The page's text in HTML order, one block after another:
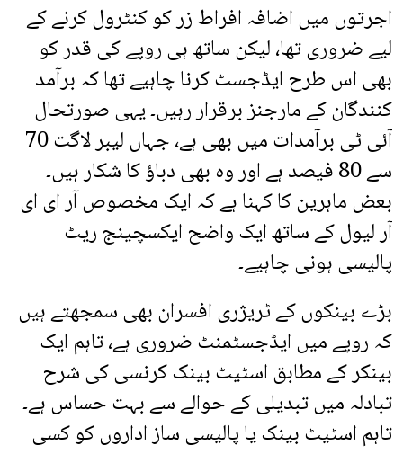
اجرتوں میں اضافہ افراط زر کو کنٹرول کرنے کے
لیے ضروری تھا، لیکن ساتھ ہی روپے کی قدر کو
بھی اس طرح ایڈجسٹ کرنا چاہیے تھا کہ برآمد
کنندگان کے مارجنز برقرار رہیں۔ یہی صورتحال
آئی ٹی برآمدات میں بھی ہے، جہاں لیبر لاگت 70
سے 80 فیصد ہے اور وہ بھی دباؤ کا شکار ہیں۔
بعض ماہرین کا کہنا ہے کہ ایک مخصوص آر ای ای
آر لیول کے ساتھ ایک واضح ایکسچینج ریٹ
پالیسی ہونی چاہیے۔
بڑے بینکوں کے ٹریژری افسران بھی سمجھتے ہیں
کہ روپے میں ایڈجسٹمنٹ ضروری ہے، تاہم ایک
بینکر کے مطابق اسٹیٹ بینک کرنسی کی شرح
تبادلہ میں تبدیلی کے حوالے سے بہت حساس ہے۔
تاہم اسٹیٹ بینک یا پالیسی ساز اداروں کو کسی